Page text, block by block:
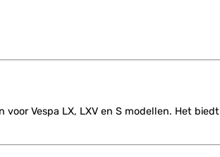
Vespa LX, LXV en S modellen. Het biedt